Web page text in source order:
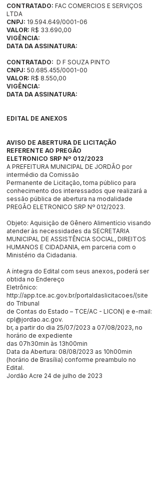
CONTRATADO: FAC COMERCIOS E SERVIÇOS
LTDA
CNPJ: 19.594.649/0001-06
VALOR: R$ 33.690,00
VIGÊNCIA:
DATA DA ASSINATURA:
CONTRATADO: D F SOUZA PINTO
CNPJ: 50.685.455/0001-00
VALOR: R$ 8.550,00
VIGÊNCIA:
DATA DA ASSINATURA:
EDITAL DE ANEXOS
AVISO DE ABERTURA DE LICITAÇÃO
REFERENTE AO PREGÃO
ELETRONICO SRP Nº 012/2023
A PREFEITURA MUNICIPAL DE JORDÃO por
intermédio da Comissão
Permanente de Licitação, torna público para
conhecimento dos interessados que realizará a
sessão pública de abertura na modalidade
PREGÃO ELETRONICO SRP Nº 012/2023.
Objeto: Aquisição de Gênero Alimentício visando
atender às necessidades da SECRETARIA
MUNICIPAL DE ASSISTÊNCIA SOCIAL, DIREITOS
HUMANOS E CIDADANIA, em parceria com o
Ministério da Cidadania.
A íntegra do Edital com seus anexos, poderá ser
obtida no Endereço
Eletrônico:
http://app.tce.ac.gov.br/portaldaslicitacoes/(site
do Tribunal
de Contas do Estado – TCE/AC - LICON) e e-mail:
cpl@jordao.ac.gov.
br, a partir do dia 25/07/2023 a 07/08/2023, no
horário de expediente
das 07h30min às 13h00min
Data da Abertura: 08/08/2023 as 10h00min
(horário de Brasília) conforme preambulo no
Edital.
Jordão Acre 24 de julho de 2023